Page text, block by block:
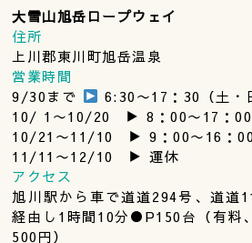
大雪山旭岳ロープウェイ
住所
上川郡東川町旭岳温泉
営業時間
9/30まで
6:30〜17：30（土・
10/ 1〜10/20 ▶︎ 8：00〜17：00
10/21〜11/10 ▶︎ 9：00〜16：
11/11〜12/10 ▶︎ 運休
アクセス
旭川駅から車で道道294号、道道
経由し1時間10分●P150台（有料
500円）